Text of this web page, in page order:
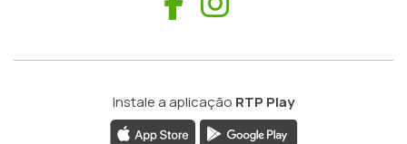
Instale a aplicação RTP Play